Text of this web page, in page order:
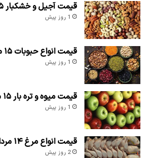
قیمت آجیل و خشکبار ۱۵ مرداد ۱۴۰۵
1 روز پیش
قیمت انواع حبوبات ۱۵ مرداد ۱۴۰۵
1 روز پیش
قیمت میوه و تره بار ۱۵ مرداد ۱۴۰۵
1 روز پیش
قیمت انواع مرغ ۱۴ مرداد ۱۴۰۵
2 روز پیش